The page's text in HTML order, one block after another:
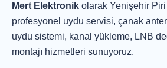
Mert Elektronik olarak Yenişehir
profesyonel uydu servisi, çanak
uydu sistemi, kanal yükleme, LNB
montajı hizmetleri sunuyoruz.